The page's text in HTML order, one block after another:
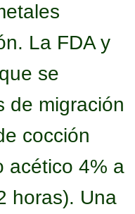
La FDA y
se
de migración
cocción
acético 4% a
horas). Una